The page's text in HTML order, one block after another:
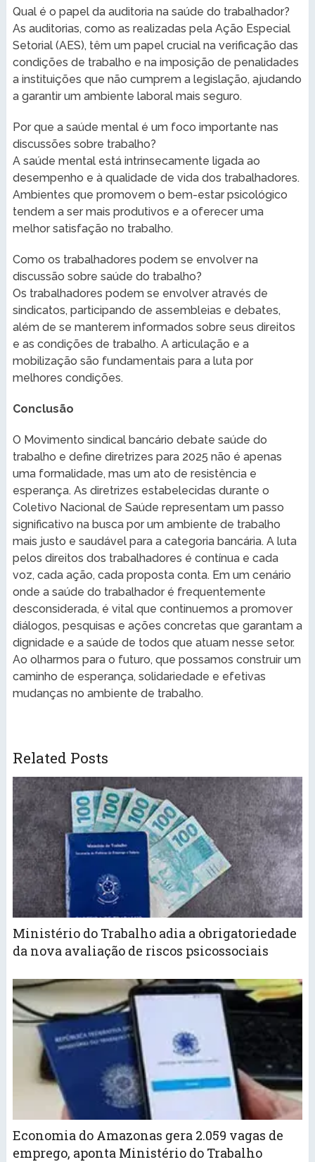
Qual é o papel da auditoria na saúde do trabalhador?
As auditorias, como as realizadas pela Ação Especial
Setorial (AES), têm um papel crucial na verificação das
condições de trabalho e na imposição de penalidades
a instituições que não cumprem a legislação, ajudando
a garantir um ambiente laboral mais seguro.
Por que a saúde mental é um foco importante nas
discussões sobre trabalho?
A saúde mental está intrinsecamente ligada ao
desempenho e à qualidade de vida dos trabalhadores.
Ambientes que promovem o bem-estar psicológico
tendem a ser mais produtivos e a oferecer uma
melhor satisfação no trabalho.
Como os trabalhadores podem se envolver na
discussão sobre saúde do trabalho?
Os trabalhadores podem se envolver através de
sindicatos, participando de assembleias e debates,
além de se manterem informados sobre seus direitos
e as condições de trabalho. A articulação e a
mobilização são fundamentais para a luta por
melhores condições.
Conclusão
O Movimento sindical bancário debate saúde do
trabalho e define diretrizes para 2025 não é apenas
uma formalidade, mas um ato de resistência e
esperança. As diretrizes estabelecidas durante o
Coletivo Nacional de Saúde representam um passo
significativo na busca por um ambiente de trabalho
mais justo e saudável para a categoria bancária. A luta
pelos direitos dos trabalhadores é contínua e cada
voz, cada ação, cada proposta conta. Em um cenário
onde a saúde do trabalhador é frequentemente
desconsiderada, é vital que continuemos a promover
diálogos, pesquisas e ações concretas que garantam a
dignidade e a saúde de todos que atuam nesse setor.
Ao olharmos para o futuro, que possamos construir um
caminho de esperança, solidariedade e efetivas
mudanças no ambiente de trabalho.
Related Posts
Ministério do Trabalho adia a obrigatoriedade
da nova avaliação de riscos psicossociais
Economia do Amazonas gera 2.059 vagas de
emprego, aponta Ministério do Trabalho